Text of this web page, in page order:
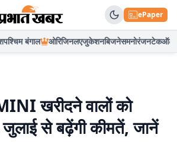
ePaper
पश्चिम बंगाल ओरिजिनलएजुकेशनबिजनेसमनोरंजनटेकऑटो
खरीदने वालों को
से बढ़ेंगी कीमतें, जानें